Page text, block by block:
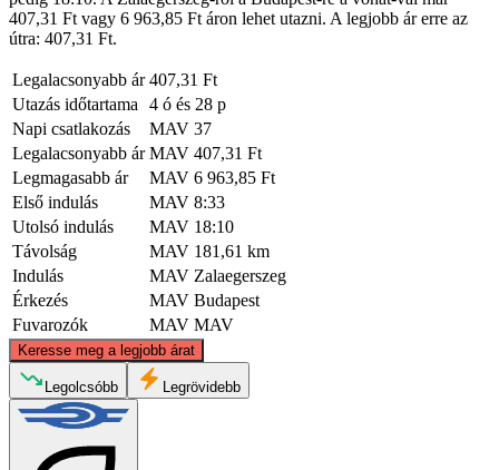
407,31 Ft vagy 6 963,85 Ft áron lehet utazni. A legjobb ár erre az
útra: 407,31 Ft.
Legalacsonyabb ár 407,31 Ft
Utazás időtartama
4 ó és 28 p
Napi csatlakozás
MAV 37
Legalacsonyabb ár MAV 407,31 Ft
Legmagasabb ár
MAV 6 963,85 Ft
Első indulás
MAV 8:33
Utolsó indulás
MAV 18:10
Távolság
MAV 181,61 km
Indulás
MAV Zalaegerszeg
Érkezés
MAV Budapest
Fuvarozók
MAV MAV
Keresse meg a legjobb árat
Legolcsóbb Legrövidebb